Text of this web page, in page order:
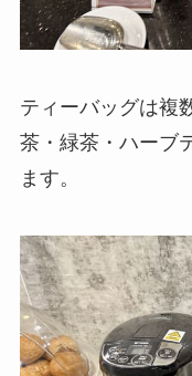
ティーバッグは複
茶・緑茶・ハーブ
ます。